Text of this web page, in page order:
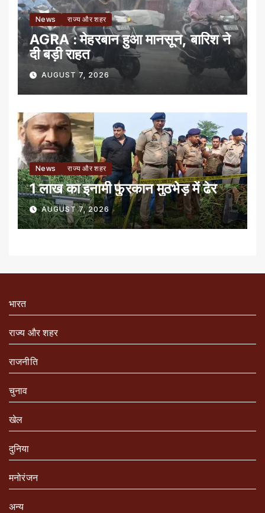
News राज्य और शहर
AGRA : मेहरबान हुआ मानसून, बारिश ने
दी बड़ी राहत
AUGUST 7, 2026
News राज्य और शहर
1 लाख का इनामी फुरकान मुठभेड़ में ढेर
AUGUST 7, 2026
भारत
राज्य और शहर
राजनीति
चुनाव
खेल
दुनिया
मनोरंजन
अन्य